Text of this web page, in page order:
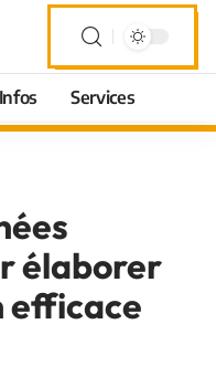
Infos Services
élaborer
efficace